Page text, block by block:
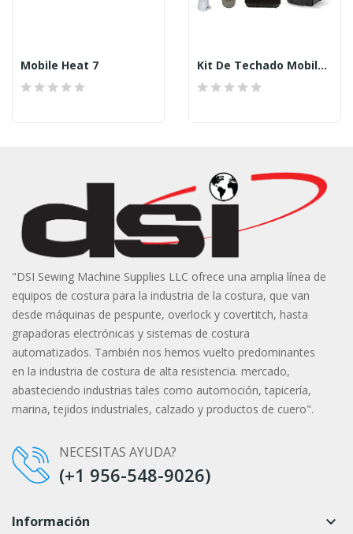
Mobile Heat 7 Kit De Techado Mobile Heat 5
"DSI Sewing Machine Supplies LLC ofrece una amplia línea de
equipos de costura para la industria de la costura, que van
desde máquinas de pespunte, overlock y covertitch, hasta
grapadoras electrónicas y sistemas de costura
automatizados. También nos hemos vuelto predominantes
en la industria de costura de alta resistencia. mercado,
abasteciendo industrias tales como automoción, tapicería,
marina, tejidos industriales, calzado y productos de cuero".
NECESITAS AYUDA?
(+1 956-548-9026)
Información keyboard_arrow_down